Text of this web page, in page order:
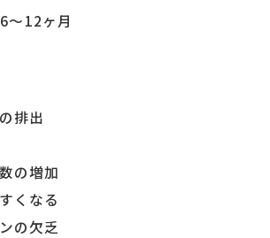
6～12ヶ月
排出
の増加
くなる
の欠乏